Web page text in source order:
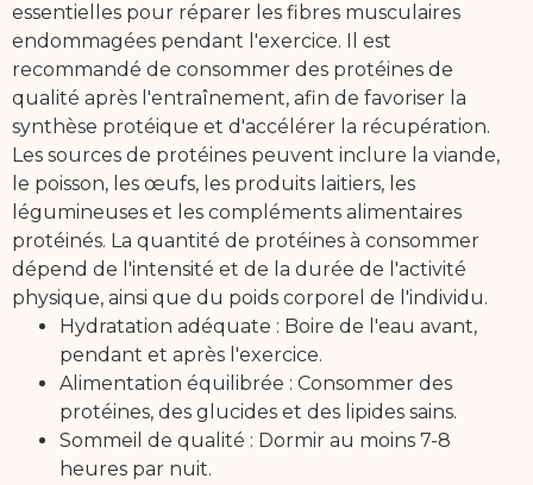
essentielles pour réparer les fibres musculaires
endommagées pendant l'exercice. Il est
recommandé de consommer des protéines de
qualité après l'entraînement, afin de favoriser la
synthèse protéique et d'accélérer la récupération.
Les sources de protéines peuvent inclure la viande,
le poisson, les œufs, les produits laitiers, les
légumineuses et les compléments alimentaires
protéinés. La quantité de protéines à consommer
dépend de l'intensité et de la durée de l'activité
physique, ainsi que du poids corporel de l'individu.
Hydratation adéquate : Boire de l'eau avant,
pendant et après l'exercice.
Alimentation équilibrée : Consommer des
protéines, des glucides et des lipides sains.
Sommeil de qualité : Dormir au moins 7-8
heures par nuit.